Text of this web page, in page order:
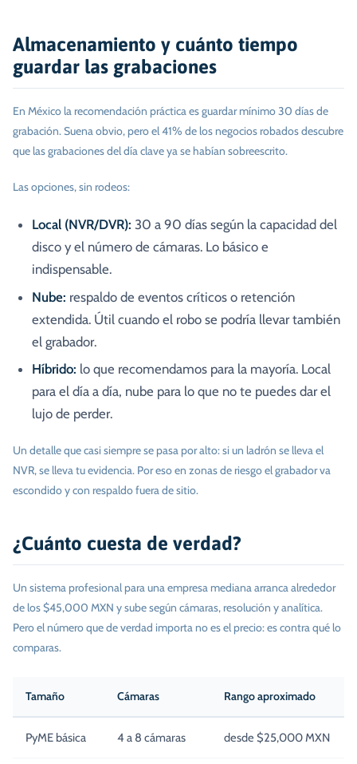
Almacenamiento y cuánto tiempo
guardar las grabaciones
En México la recomendación práctica es guardar mínimo 30 días de
grabación. Suena obvio, pero el 41% de los negocios robados descubre
que las grabaciones del día clave ya se habían sobreescrito.
Las opciones, sin rodeos:
Local (NVR/DVR): 30 a 90 días según la capacidad del
disco y el número de cámaras. Lo básico e
indispensable.
Nube: respaldo de eventos críticos o retención
extendida. Útil cuando el robo se podría llevar también
el grabador.
Híbrido: lo que recomendamos para la mayoría. Local
para el día a día, nube para lo que no te puedes dar el
lujo de perder.
Un detalle que casi siempre se pasa por alto: si un ladrón se lleva el
NVR, se lleva tu evidencia. Por eso en zonas de riesgo el grabador va
escondido y con respaldo fuera de sitio.
¿Cuánto cuesta de verdad?
Un sistema profesional para una empresa mediana arranca alrededor
de los $45,000 MXN y sube según cámaras, resolución y analítica.
Pero el número que de verdad importa no es el precio: es contra qué lo
comparas.
Tamaño Cámaras Rango aproximado
PyME básica 4 a 8 cámaras desde $25,000 MXN